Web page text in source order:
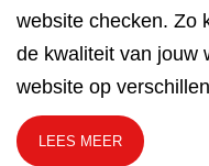
website checken. Zo
de kwaliteit van jouw
website op
LEES MEER